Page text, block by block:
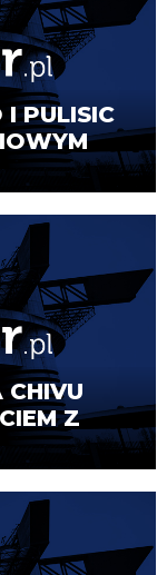
PULISIC
CHIVU
Z